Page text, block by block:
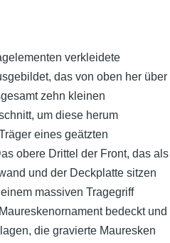
verkleidete
das von oben her über
zehn kleinen
um diese herum
eines geätzten
obere Drittel der Front, das als
und der Deckplatte sitzen
massiven Tragegriff
bedeckt und
die gravierte Mauresken